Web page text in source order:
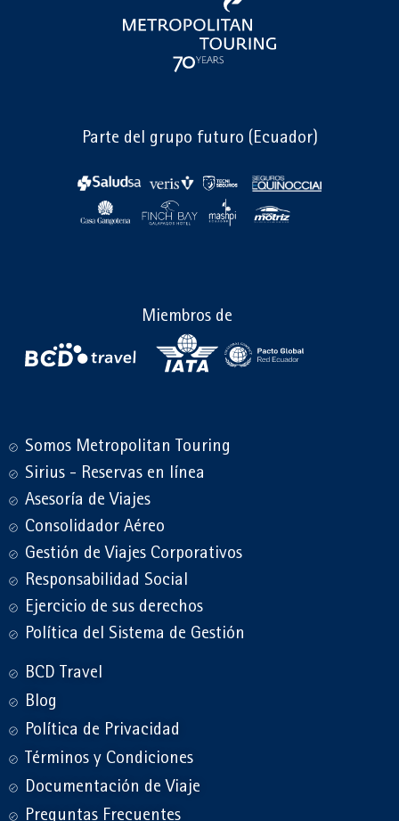
Parte del grupo futuro (Ecuador)
Miembros de
Somos Metropolitan Touring
Sirius - Reservas en línea
Asesoría de Viajes
Consolidador Aéreo
Gestión de Viajes Corporativos
Responsabilidad Social
Ejercicio de sus derechos
Política del Sistema de Gestión
BCD Travel
Blog
Política de Privacidad
Términos y Condiciones
Documentación de Viaje
Preguntas Frecuentes